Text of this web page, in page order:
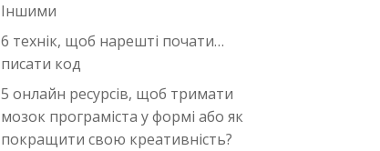
Іншими
6 технік, щоб нарешті почати…
писати код
5 онлайн ресурсів, щоб тримати
мозок програміста у формі або як
покращити свою креативність?